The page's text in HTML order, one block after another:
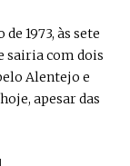
1973, às sete
sairia com dois
Alentejo e
apesar das